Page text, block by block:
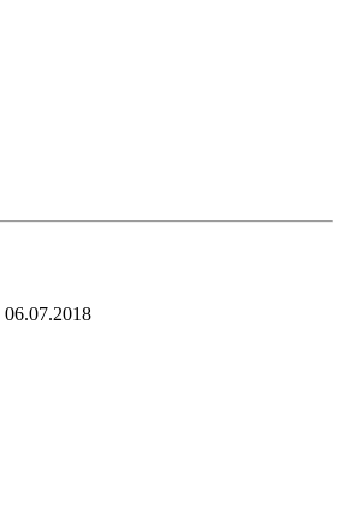
06.07.2018